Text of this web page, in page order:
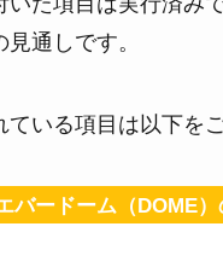
通しです。
いる項目は以下を
バードーム（DOME